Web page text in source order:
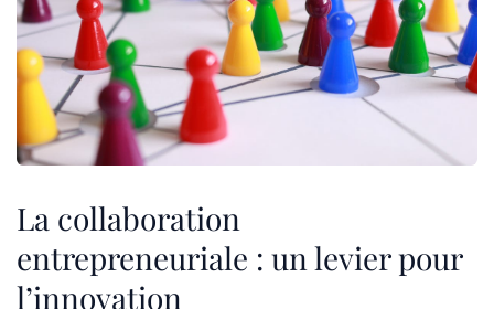
La collaboration
entrepreneuriale : un levier pour
l’innovation